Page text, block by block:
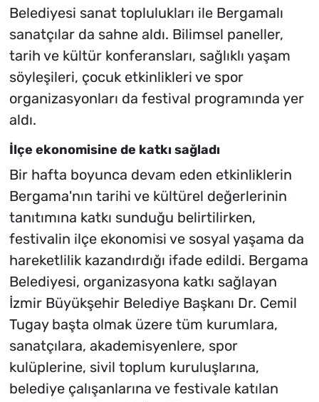
Belediyesi sanat toplulukları ile Bergamalı
sanatçılar da sahne aldı. Bilimsel paneller,
tarih ve kültür konferansları, sağlıklı yaşam
söyleşileri, çocuk etkinlikleri ve spor
organizasyonları da festival programında yer
aldı.
İlçe ekonomisine de katkı sağladı
Bir hafta boyunca devam eden etkinliklerin
Bergama'nın tarihi ve kültürel değerlerinin
tanıtımına katkı sunduğu belirtilirken,
festivalin ilçe ekonomisi ve sosyal yaşama da
hareketlilik kazandırdığı ifade edildi. Bergama
Belediyesi, organizasyona katkı sağlayan
İzmir Büyükşehir Belediye Başkanı Dr. Cemil
Tugay başta olmak üzere tüm kurumlara,
sanatçılara, akademisyenlere, spor
kulüplerine, sivil toplum kuruluşlarına,
belediye çalışanlarına ve festivale katılan